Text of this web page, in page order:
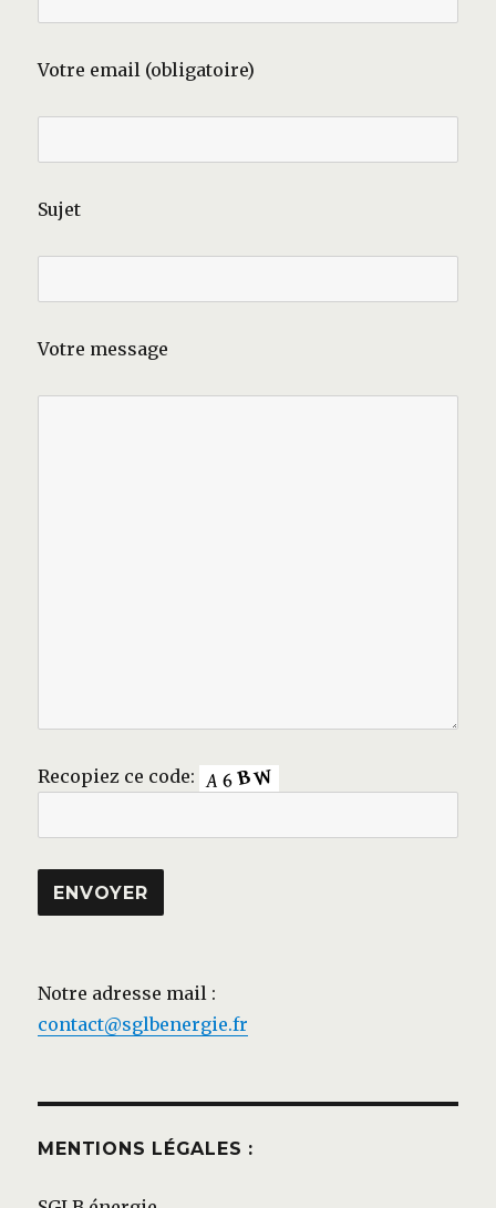
Votre email (obligatoire)
Sujet
Votre message
Recopiez ce code:
Notre adresse mail :
contact@sglbenergie.fr
MENTIONS LÉGALES :